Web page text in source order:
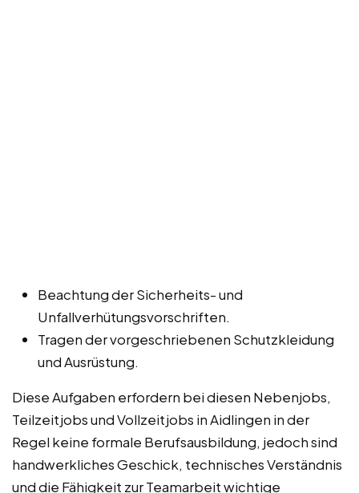
Beachtung der Sicherheits- und
Unfallverhütungsvorschriften.
Tragen der vorgeschriebenen Schutzkleidung
und Ausrüstung.
Diese Aufgaben erfordern bei diesen Nebenjobs,
Teilzeitjobs und Vollzeitjobs in Aidlingen in der
Regel keine formale Berufsausbildung, jedoch sind
handwerkliches Geschick, technisches Verständnis
und die Fähigkeit zur Teamarbeit wichtige